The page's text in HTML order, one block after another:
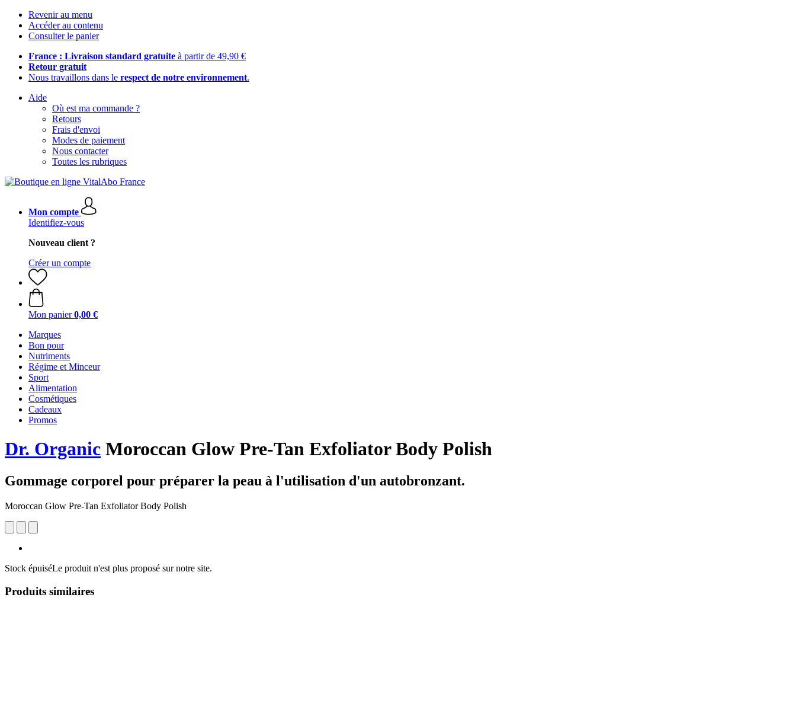
Revenir au menu
Accéder au contenu
Consulter le panier
France : Livraison standard gratuite à partir de 49,90 €
Retour gratuit
Nous travaillons dans le respect de notre environnement.
Aide
Où est ma commande ?
Retours
Frais d'envoi
Modes de paiement
Nous contacter
Toutes les rubriques
Mon compte
Identifiez-vous
Nouveau client ?
Créer un compte
Mon panier 0,00 €
Marques
Bon pour
Nutriments
Régime et Minceur
Sport
Alimentation
Cosmétiques
Cadeaux
Promos
Dr. Organic Moroccan Glow Pre-Tan Exfoliator Body Polish
Gommage corporel pour préparer la peau à l'utilisation d'un autobronzant.
Moroccan Glow Pre-Tan Exfoliator Body Polish
Stock épuiséLe produit n'est plus proposé sur notre site.
Produits similaires